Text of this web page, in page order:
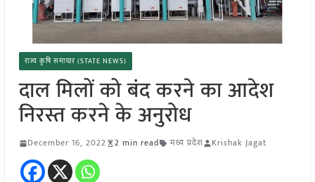
राज्य कृषि समाचार (STATE NEWS)
दाल मिलों को बंद करने का आदेश
निरस्त करने के अनुरोध
December 16, 2022 2 min read मध्य प्रदेश Krishak Jagat